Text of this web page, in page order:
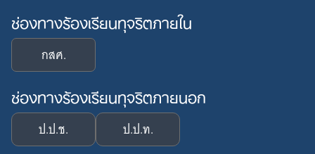
ช่องทางร้องเรียนทุจริตภายใน
กสศ.
ช่องทางร้องเรียนทุจริตภายนอก
ป.ป.ช. ป.ป.ท.